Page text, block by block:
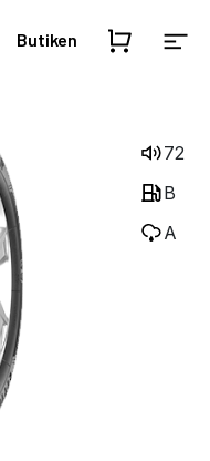
Butiken
72
B
A